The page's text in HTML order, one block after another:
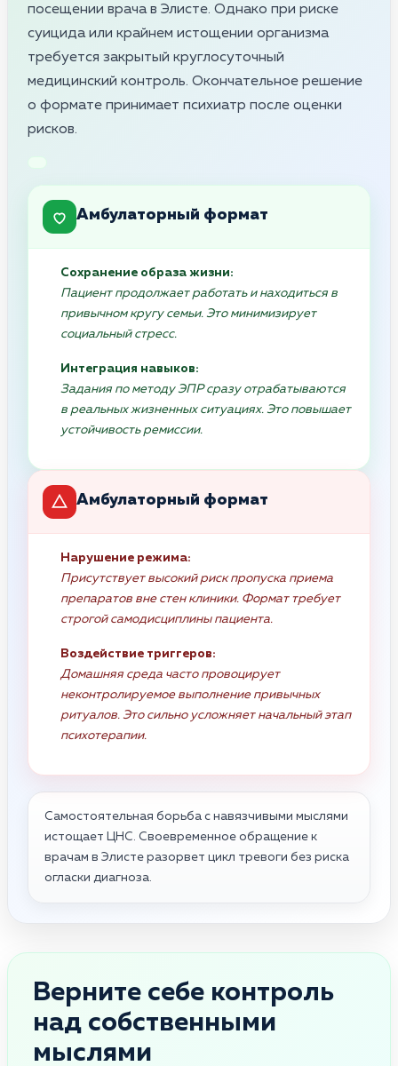
посещении врача в Элисте. Однако при риске
суицида или крайнем истощении организма
требуется закрытый круглосуточный
медицинский контроль. Окончательное решение
о формате принимает психиатр после оценки
рисков.
Амбулаторный формат
Сохранение образа жизни:
Пациент продолжает работать и находиться в
привычном кругу семьи. Это минимизирует
социальный стресс.
Интеграция навыков:
Задания по методу ЭПР сразу отрабатываются
в реальных жизненных ситуациях. Это повышает
устойчивость ремиссии.
Амбулаторный формат
Нарушение режима:
Присутствует высокий риск пропуска приема
препаратов вне стен клиники. Формат требует
строгой самодисциплины пациента.
Воздействие триггеров:
Домашняя среда часто провоцирует
неконтролируемое выполнение привычных
ритуалов. Это сильно усложняет начальный этап
психотерапии.
Самостоятельная борьба с навязчивыми мыслями
истощает ЦНС. Своевременное обращение к
врачам в Элисте разорвет цикл тревоги без риска
огласки диагноза.
Верните себе контроль
над собственными
мыслями